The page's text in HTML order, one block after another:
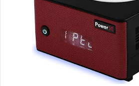
i
l